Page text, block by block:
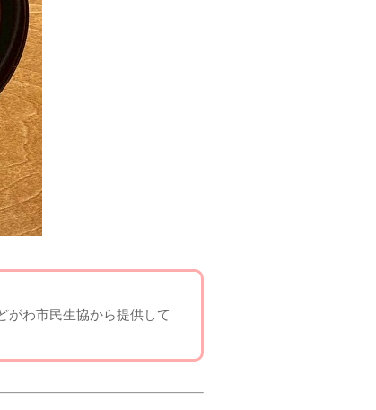
がわ市民生協から提供して